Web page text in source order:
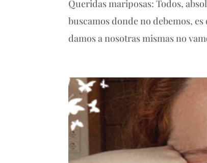
Queridas mariposas: Todos,
buscamos donde no debemos,
damos a nosotras mismas no